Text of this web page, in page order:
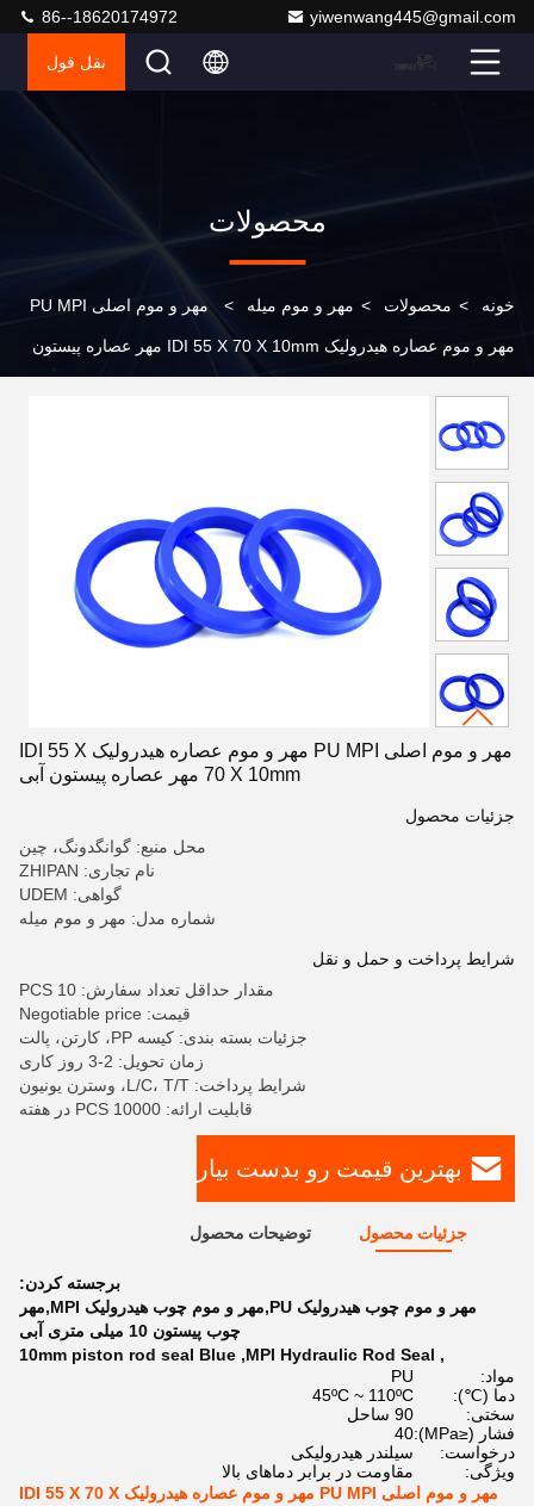
yiwenwang445@gmail.com
86--18620174972
نقل قول
محصولات
خونه > محصولات > مهر و موم میله > مهر و موم اصلی PU MPI
مهر و موم عصاره هیدرولیک IDI 55 X 70 X 10mm مهر عصاره پیستون
مهر و موم اصلی PU MPI مهر و موم عصاره هیدرولیک IDI 55 X
70 X 10mm مهر عصاره پیستون آبی
جزئیات محصول
محل منبع: گوانگدونگ، چین
نام تجاری: ZHIPAN
گواهی: UDEM
شماره مدل: مهر و موم میله
شرایط پرداخت و حمل و نقل
مقدار حداقل تعداد سفارش: 10 PCS
قیمت: Negotiable price
جزئیات بسته بندی: کیسه PP، کارتن، پالت
زمان تحویل: 2-3 روز کاری
شرایط پرداخت: L/C، T/T، وسترن یونیون
قابلیت ارائه: 10000 PCS در هفته
بهترین قیمت رو بدست بیار
جزئیات محصول توضیحات محصول
برجسته کردن:
مهر و موم چوب هیدرولیک PU,مهر و موم چوب هیدرولیک MPI,مهر
چوب پیستون 10 میلی متری آبی
,
MPI Hydraulic Rod Seal
,
10mm piston rod seal Blue
مواد:
PU
دما (℃):
45ºC ~ 110ºC
سختی:
90 ساحل
فشار (≤MPa):
40
درخواست:
سیلندر هیدرولیکی
ویژگی:
مقاومت در برابر دماهای بالا
مهر و موم اصلی PU MPI مهر و موم عصاره هیدرولیک IDI 55 X 70 X